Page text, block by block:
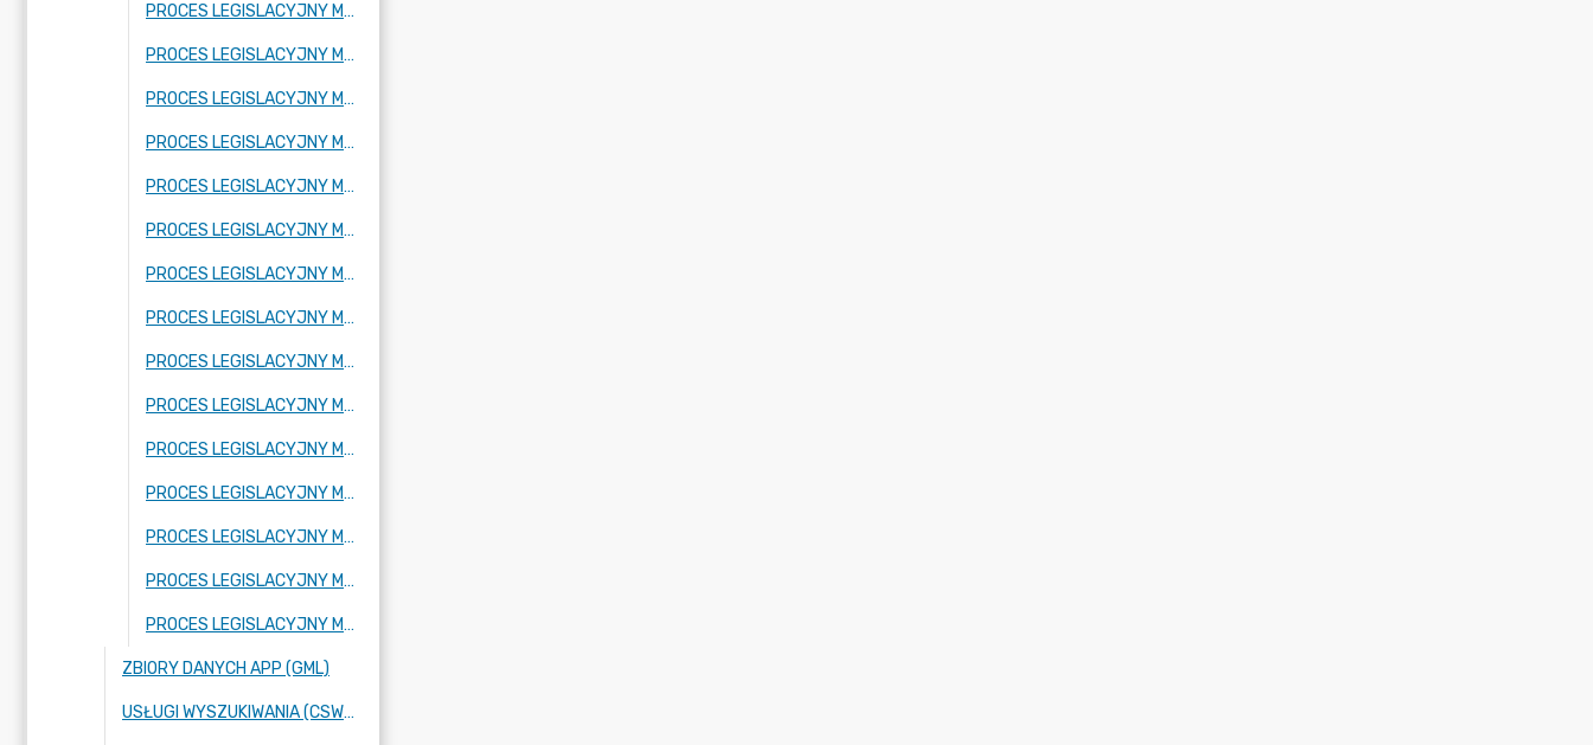
PROCES LEGISLACYJNY MPZP OBEJMUJĄCY FRAGMENT MIEJSCOWOŚCI RADZIEJOWICE, FRAGMENTY MIEJSCOWOŚCI RADZIEJOWICE-PARCEL ORAZ FRAGMENTY MIEJSCOWOŚCI ZBOISKA
PROCES LEGISLACYJNY MPZP OBEJMUJĄCY FRAGMENT MIEJSCOWOŚCI SŁABOMIERZ, FRAGMENT MIEJSCOWOŚCI BUDY MSZCZONOWSKIE, FRAGMENT MIEJSCOWOŚCI KRZYŻÓWKA ORAZ FRAGMENT MIEJSCOWOŚCI ZAZDROŚĆ
PROCES LEGISLACYJNY MPZP OBEJMUJĄCY FRAGMENT MIEJSCOWOŚCI KRZE DUŻE
PROCES LEGISLACYJNY MPZP OBEJMUJĄCY FRAGMENT MIEJSCOWOŚCI ADAMÓW-WIEŚ ORAZ FRAGMENT MIEJSCOWOŚCI KUKLÓWKA RADZIEJOWICKA
PROCES LEGISLACYJNY MPZP OBEJMUJĄCY FRAGMENT MIEJSCOWOŚCI CHROBOTY
PROCES LEGISLACYJNY MPZP OBEJMUJĄCY FRAGMENT MIEJSCOWOŚCI KORYTÓW
PROCES LEGISLACYJNY MPZP OBEJMUJĄCY FRAGMENT MIEJSCOWOŚCI ADAMÓW-PARCEL ORAZ FRAGMENT MIEJSCOWOŚCI BUDY JÓZEFOWSKIE
PROCES LEGISLACYJNY MPZP OBEJMUJĄCY FRAGMENT MIEJSCOWOŚCI RADZIEJOWICE
PROCES LEGISLACYJNY MPZP OBEJMUJĄCY FRAGMENT MIEJSCOWOŚCI KRZYŻÓWKA
PROCES LEGISLACYJNY MPZP OBEJMUJĄCY FRAGMENT MIEJSCOWOŚCI BENENARD
PROCES LEGISLACYJNY MPZP OBEJMUJĄCY FRAGMENT MIEJSCOWOŚCI KORYTÓW A
PROCES LEGISLACYJNY MPZP OBEJMUJĄCY FRAGMENT MIEJSCOWOŚCI FRAGMENT MIEJSCOWOŚCI KURANÓW
PROCES LEGISLACYJNY MPZP OBEJMUJĄCY FRAGMENT MIEJSCOWOŚCI NOWE BUDY ORAZ FRAGMENT MIEJSCOWOŚCI BUDY JÓZEFOWSKIE
PROCES LEGISLACYJNY MPZP OBEJMUJĄCY FRAGMENTY MIEJSCOWOŚCI: KUKLÓWKA ZARZECZNA ORAZ BUDY JÓZEFOWSKIE
PROCES LEGISLACYJNY MPZP OBEJMUJĄCY FRAGMENT MIEJSCOWOŚCI NOWE BUDY
ZBIORY DANYCH APP (GML)
USŁUGI WYSZUKIWANIA (CSW), PRZEGLĄDANIA (WMS) ORAZ POBIERANIA (WFS),